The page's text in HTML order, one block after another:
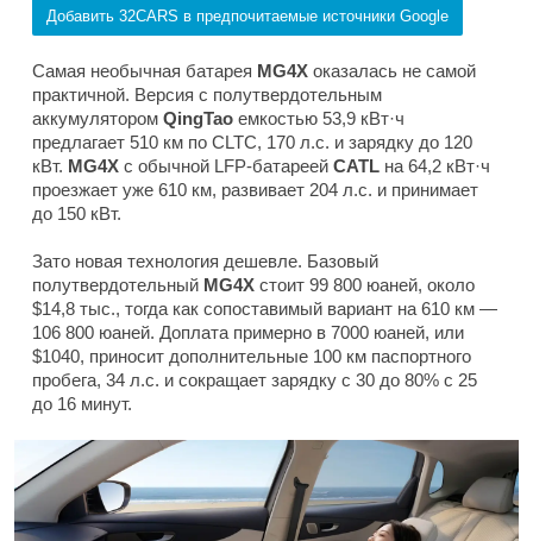
Добавить 32CARS в предпочитаемые источники Google
Самая необычная батарея MG4X оказалась не самой
практичной. Версия с полутвердотельным
аккумулятором QingTao емкостью 53,9 кВт·ч
предлагает 510 км по CLTC, 170 л.с. и зарядку до 120
кВт. MG4X с обычной LFP-батареей CATL на 64,2 кВт·ч
проезжает уже 610 км, развивает 204 л.с. и принимает
до 150 кВт.
Зато новая технология дешевле. Базовый
полутвердотельный MG4X стоит 99 800 юаней, около
$14,8 тыс., тогда как сопоставимый вариант на 610 км —
106 800 юаней. Доплата примерно в 7000 юаней, или
$1040, приносит дополнительные 100 км паспортного
пробега, 34 л.с. и сокращает зарядку с 30 до 80% с 25
до 16 минут.